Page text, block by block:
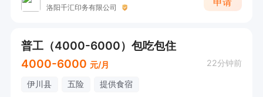
洛阳千汇印务有限公司
普工（4000-6000）包吃包住
4000-6000 元/月 22分钟前
伊川县 五险 提供食宿